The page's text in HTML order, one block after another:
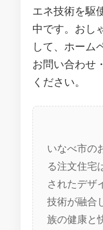
エネ技術を駆
中です。おし
して、ホーム
お問い合わせ
ください。
いなべ市の
る注文住宅
されたデザ
技術が融合
族の健康と